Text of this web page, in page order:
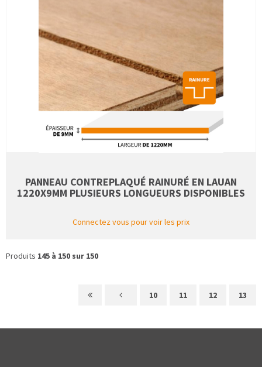
PANNEAU CONTREPLAQUÉ RAINURÉ EN LAUAN
1220X9MM PLUSIEURS LONGUEURS DISPONIBLES
Connectez vous pour voir les prix
Produits 145 à 150 sur 150
10 11 12 13